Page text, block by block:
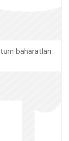
baharatları